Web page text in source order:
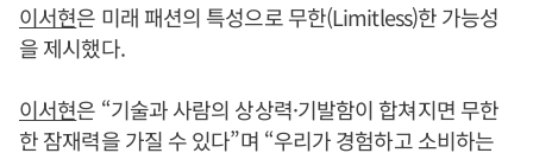
이서현은 미래 패션의 특성으로 무한(Limitless)한 가능성
을 제시했다.
이서현은 “기술과 사람의 상상력·기발함이 합쳐지면 무한
한 잠재력을 가질 수 있다”며 “우리가 경험하고 소비하는